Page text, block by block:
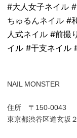
#大人女子ネイル
ちゅるんネイル #
人式ネイル #前撮
イル #干支ネイル
NAIL MONSTER
住所 〒150-0043
東京都渋谷区道玄坂